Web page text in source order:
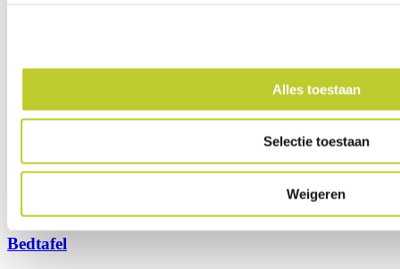
Alles toestaan
Selectie toestaan
Weigeren
Bedtafel